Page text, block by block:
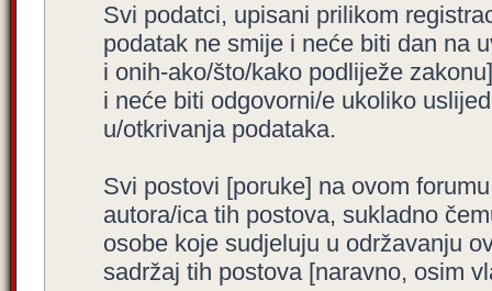
Svi podatci, upisani prilikom
podatak ne smije i neće biti dan na
i onih-ako/što/kako podliježe
i neće biti odgovorni/e ukoliko
u/otkrivanja podataka.
Svi postovi [poruke] na ovom
autora/ica tih postova, sukladno
osobe koje sudjeluju u održavanju
sadržaj tih postova [naravno, osim